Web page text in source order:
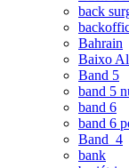
back
Bahrain
Baixo
Band 5
band 5
band 6
band 6
Band_4
bank